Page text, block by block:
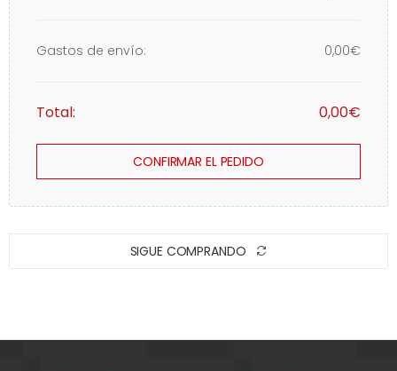
Gastos de envío: 0,00€
Total: 0,00€
CONFIRMAR EL PEDIDO
SIGUE COMPRANDO